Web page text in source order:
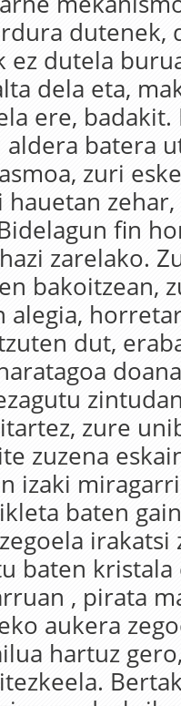
dutenek,
ez dutela
dela eta,
ere, badakit.
batera
zuri
hauetan
fin
zarelako.
bakoitzean,
alegia,
dut,
zure
zuzena
izaki
baten
irakatsi
baten kristala
, pirata
aukera
hartuz